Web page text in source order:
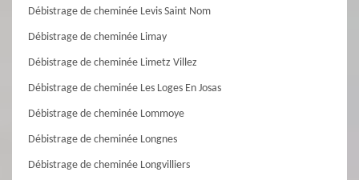
Débistrage de cheminée Levis Saint Nom
Débistrage de cheminée Limay
Débistrage de cheminée Limetz Villez
Débistrage de cheminée Les Loges En Josas
Débistrage de cheminée Lommoye
Débistrage de cheminée Longnes
Débistrage de cheminée Longvilliers